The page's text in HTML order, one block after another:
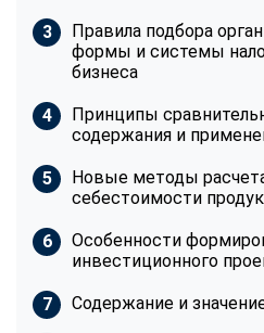
Правила подбора
формы и системы
бизнеса
Принципы
содержания и
Новые методы
себестоимости
Особенности
инвестиционного
Содержание и